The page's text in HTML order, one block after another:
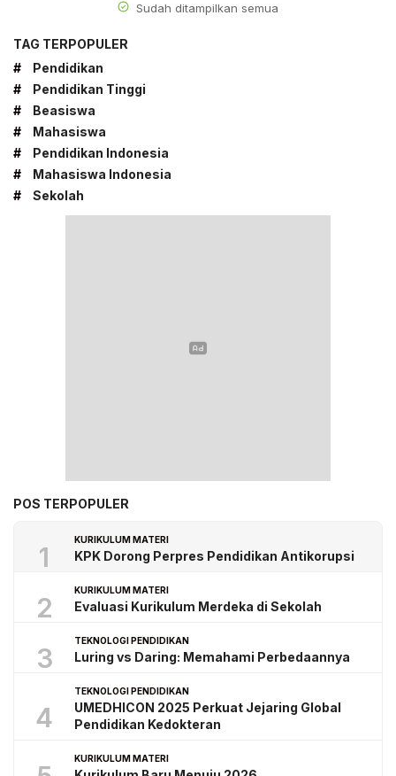
Sudah ditampilkan semua
TAG TERPOPULER
#
Pendidikan
#
Pendidikan Tinggi
#
Beasiswa
#
Mahasiswa
#
Pendidikan Indonesia
#
Mahasiswa Indonesia
#
Sekolah
POS TERPOPULER
1
KURIKULUM MATERI
KPK Dorong Perpres Pendidikan Antikorupsi
2
KURIKULUM MATERI
Evaluasi Kurikulum Merdeka di Sekolah
3
TEKNOLOGI PENDIDIKAN
Luring vs Daring: Memahami Perbedaannya
4
TEKNOLOGI PENDIDIKAN
UMEDHICON 2025 Perkuat Jejaring Global
Pendidikan Kedokteran
KURIKULUM MATERI